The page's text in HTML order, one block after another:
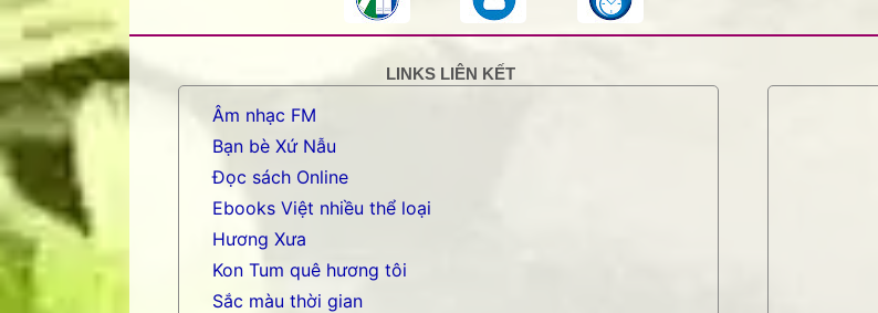
Xóa
Dù có che dấu muộn màng thì cuối cùng con chim cũng ddã vui trở lại, hi hi
Trả lời
Nặc danh
Re nặc danh 09:56 01/04/2012
Con tim đã vui trở lại chỉ được sớm chiều thôi, rồi đâu vẫn lại hoàn đấy thôi:
" Ngoài kia biển dâng mắt lệ
LINKS LIÊN KẾT
Âm nhạc FM
Bạn bè Xứ Nẫu
Đọc sách Online
Ebooks Việt nhiều thể loại
Hương Xưa
Kon Tum quê hương tôi
Sắc màu thời gian